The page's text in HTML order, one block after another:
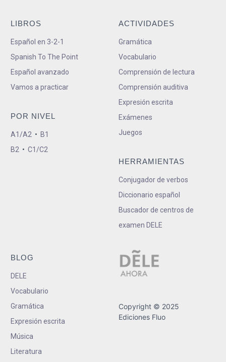
LIBROS
Español en 3-2-1
Spanish To The Point
Español avanzado
Vamos a practicar
POR NIVEL
A1/A2 • B1
B2 • C1/C2
ACTIVIDADES
Gramática
Vocabulario
Comprensión de lectura
Comprensión auditiva
Expresión escrita
Exámenes
Juegos
HERRAMIENTAS
Conjugador de verbos
Diccionario español
Buscador de centros de
examen DELE
BLOG
DELE
Vocabulario
Gramática
Expresión escrita
Música
Literatura
Copyright © 2025
Ediciones Fluo